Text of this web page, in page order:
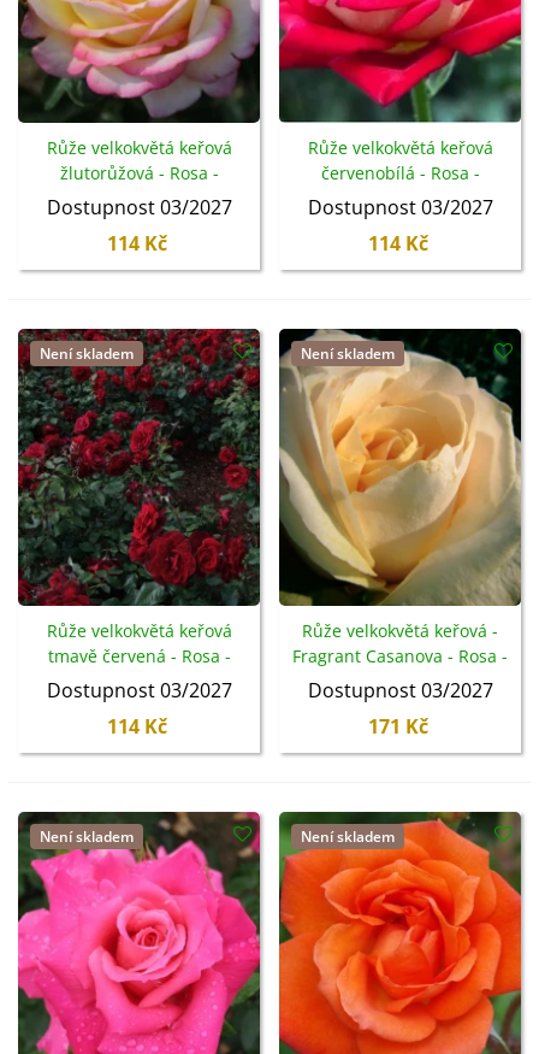
Růže velkokvětá keřová
žlutorůžová - Rosa -
prostokořenné sazenice - 1
Dostupnost 03/2027
114 Kč
Růže velkokvětá keřová
červenobílá - Rosa -
prostokořenné sazenice - 1
Dostupnost 03/2027
114 Kč
Není skladem
Růže velkokvětá keřová
tmavě červená - Rosa -
prostokořenné sazenice - 1
Dostupnost 03/2027
114 Kč
Není skladem
Růže velkokvětá keřová -
Fragrant Casanova - Rosa -
prostokořenné sazenice
růže - 1 ks
Dostupnost 03/2027
171 Kč
Není skladem Není skladem